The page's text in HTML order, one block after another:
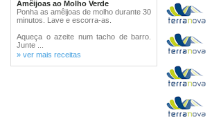
Amêijoas ao Molho Verde
Ponha as amêijoas de molho durante 30
minutos. Lave e escorra-as.
Aqueça o azeite num tacho de barro.
Junte ...
» ver mais receitas